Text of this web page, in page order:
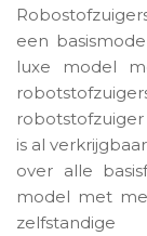
een
luxe model
is al
over alle
model met
zelfstandige